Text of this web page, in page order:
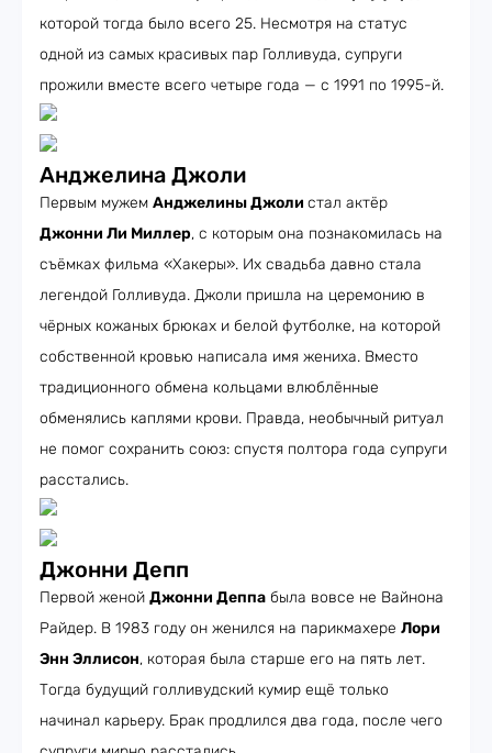
которой тогда было всего 25. Несмотря на статус
одной из самых красивых пар Голливуда, супруги
прожили вместе всего четыре года — с 1991 по 1995-й.
Анджелина Джоли
Первым мужем Анджелины Джоли стал актёр
Джонни Ли Миллер, с которым она познакомилась на
съёмках фильма «Хакеры». Их свадьба давно стала
легендой Голливуда. Джоли пришла на церемонию в
чёрных кожаных брюках и белой футболке, на которой
собственной кровью написала имя жениха. Вместо
традиционного обмена кольцами влюблённые
обменялись каплями крови. Правда, необычный ритуал
не помог сохранить союз: спустя полтора года супруги
расстались.
Джонни Депп
Первой женой Джонни Деппа была вовсе не Вайнона
Райдер. В 1983 году он женился на парикмахере Лори
Энн Эллисон, которая была старше его на пять лет.
Тогда будущий голливудский кумир ещё только
начинал карьеру. Брак продлился два года, после чего